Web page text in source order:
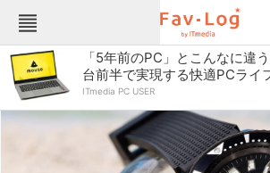
Fav-Logカテゴリー一覧
TOP アウトドア用
インテリア・収納 おもちゃ・
キッチン家電
「5年前のPC」とこんなに違
台前半で実現する快適PCライ
ITmedia PC USER